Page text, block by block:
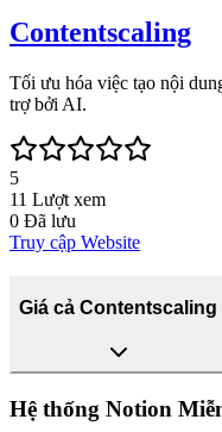
Contentscaling
Tối ưu hóa việc tạo nội
trợ bởi AI.
5
11 Lượt xem
0 Đã lưu
Truy cập Website
Giá cả Contentscaling
Hệ thống Notion